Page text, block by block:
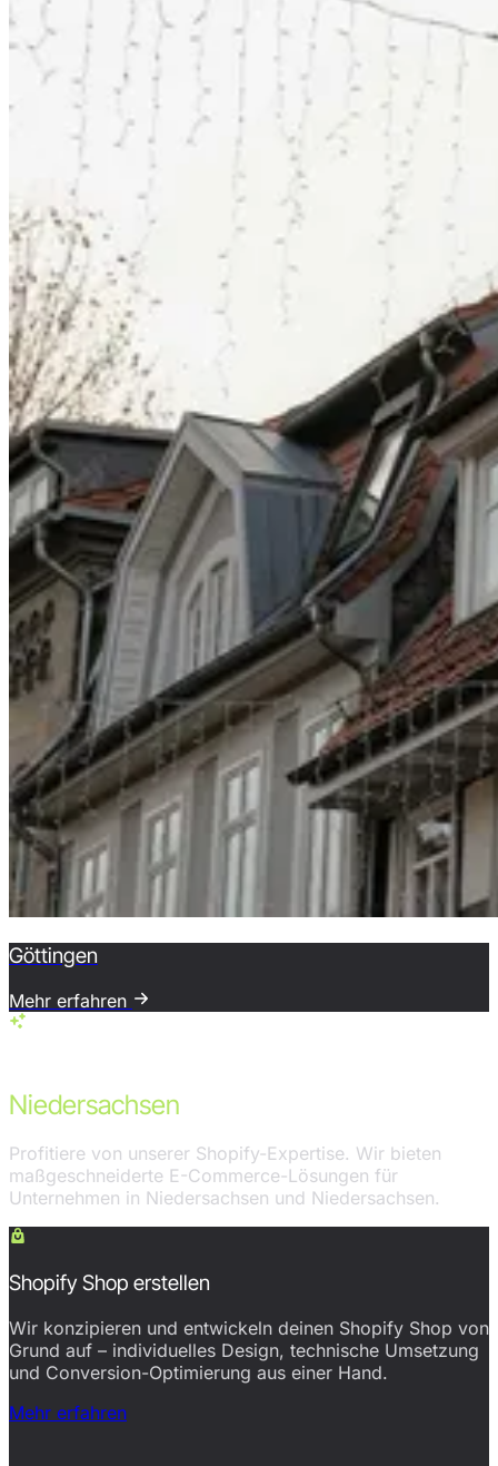
Göttingen
Mehr erfahren
Niedersachsen
Profitiere von unserer Shopify-Expertise. Wir bieten
maßgeschneiderte E-Commerce-Lösungen für
Unternehmen in Niedersachsen und Niedersachsen.
Shopify Shop erstellen
Wir konzipieren und entwickeln deinen Shopify Shop von
Grund auf – individuelles Design, technische Umsetzung
und Conversion-Optimierung aus einer Hand.
Mehr erfahren